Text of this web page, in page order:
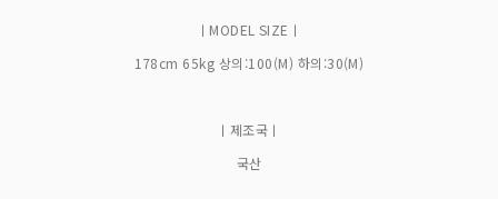
ㅣMODEL SIZEㅣ
178cm 65kg 상의:100(M) 하의:30(M)
ㅣ제조국ㅣ
국산